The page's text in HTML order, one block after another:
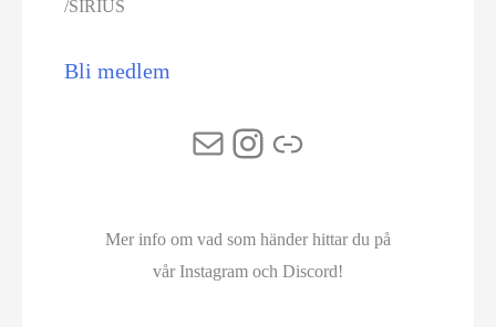
/SIRIUS
Bli medlem
E-post Instagram Länk
Mer info om vad som händer hittar du på
vår Instagram och Discord!